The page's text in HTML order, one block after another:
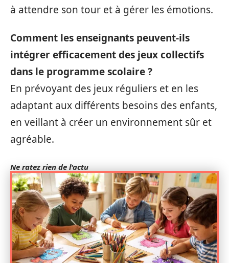
à attendre son tour et à gérer les émotions.
Comment les enseignants peuvent-ils
intégrer efficacement des jeux collectifs
dans le programme scolaire ?
En prévoyant des jeux réguliers et en les
adaptant aux différents besoins des enfants,
en veillant à créer un environnement sûr et
agréable.
Ne ratez rien de l'actu